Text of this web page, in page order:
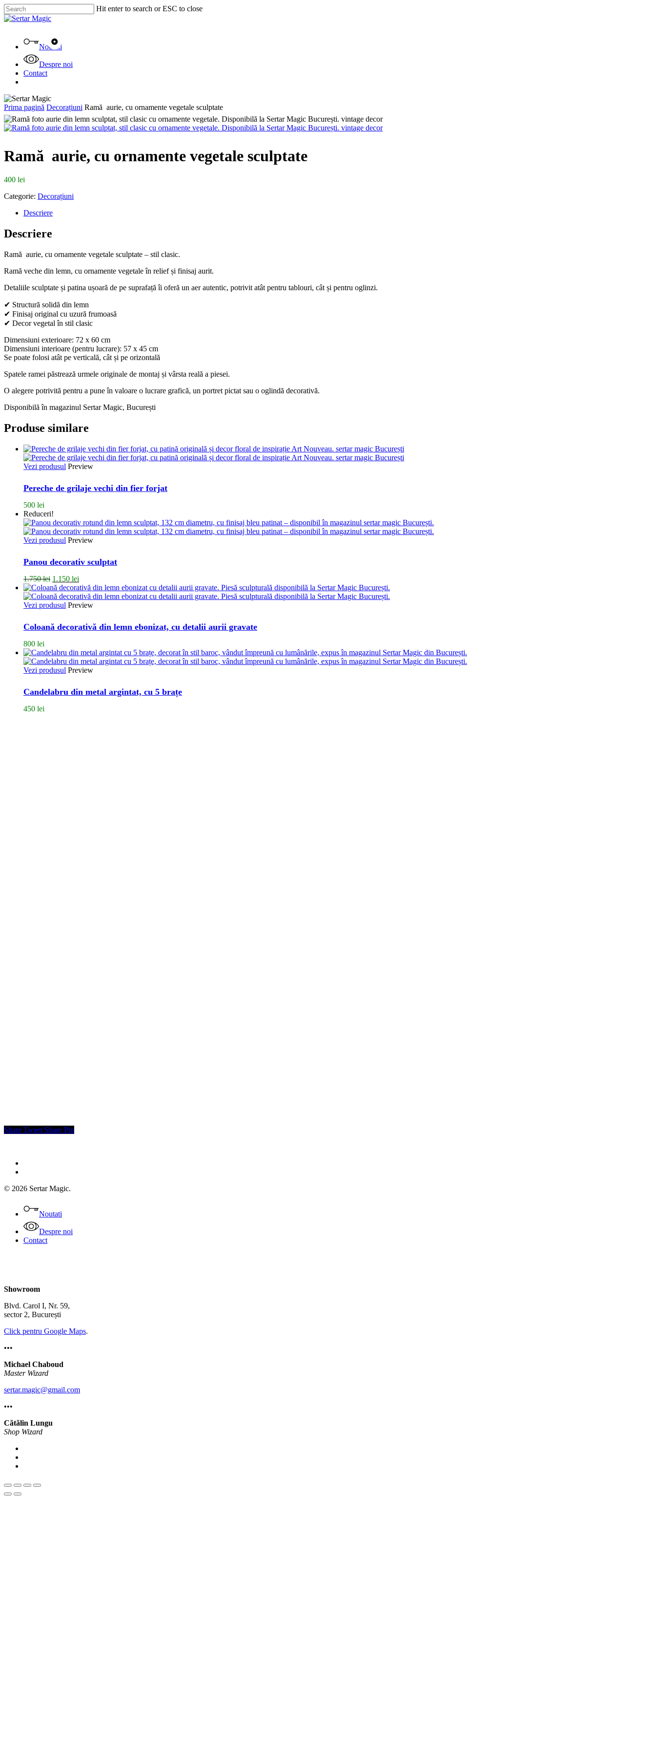
Skip
to
Hit enter to search or ESC to close
Close
Noutati
Despre noi
Contact
Prima pagină Decorațiuni Ramă aurie, cu ornamente vegetale sculptate
Ramă aurie, cu ornamente vegetale sculptate
400 lei
Categorie: Decorațiuni
Descriere
Descriere
Ramă aurie, cu ornamente vegetale sculptate – stil clasic.
Ramă veche din lemn, cu ornamente vegetale în relief și finisaj aurit.
Detaliile sculptate și patina ușoară de pe suprafață îi oferă un aer autentic, potrivit atât pentru tablouri, cât și pentru oglinzi.
✔ Structură solidă din lemn
✔ Finisaj original cu uzură frumoasă
✔ Decor vegetal în stil clasic
Dimensiuni exterioare: 72 x 60 cm
Dimensiuni interioare (pentru lucrare): 57 x 45 cm
Se poate folosi atât pe verticală, cât și pe orizontală
Spatele ramei păstrează urmele originale de montaj și vârsta reală a piesei.
O alegere potrivită pentru a pune în valoare o lucrare grafică, un portret pictat sau o oglindă decorativă.
Disponibilă în magazinul Sertar Magic, București
Produse similare
Vezi produsul Preview
Pereche de grilaje vechi din fier forjat
500 lei
Reduceri!
Vezi produsul Preview
Panou decorativ sculptat
1.750lei Prețul
inițial
a
fost:
1.150 lei
curent
este:
1.150 lei.
Vezi produsul Preview
Coloană decorativă din lemn ebonizat, cu detalii aurii gravate
800 lei
Vezi produsul Preview
Candelabru din metal argintat, cu 5 brațe
450 lei
Share Tweet Share Pin
© 2026 Sertar Magic.
Menu
Noutati
Despre noi
Contact
Showroom
Blvd. Carol I, Nr. 59,
sector 2, București
Click pentru Google Maps.
•••
Michael Chaboud
Master Wizard
sertar.magic@gmail.com
•••
Cătălin Lungu
Shop Wizard